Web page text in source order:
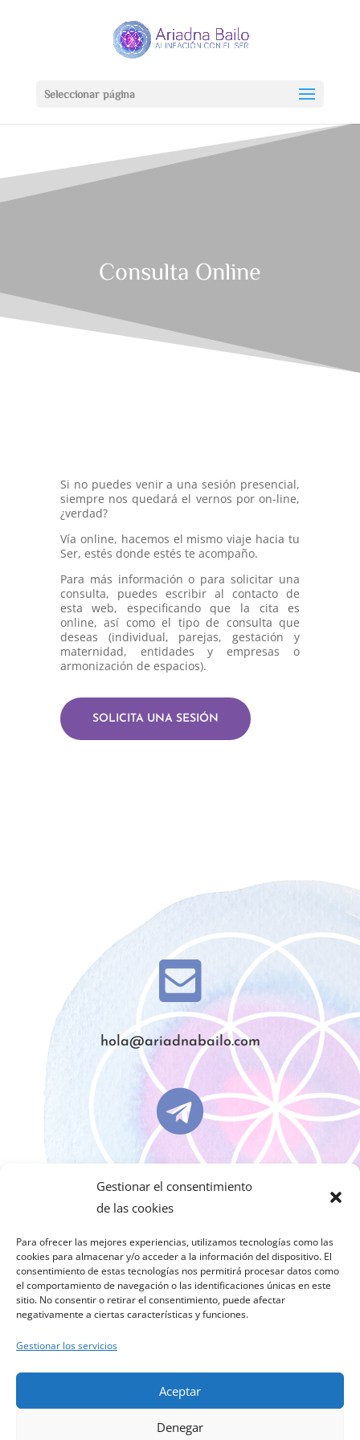
Gestionar el consentimiento
de las cookies
Para ofrecer las mejores experiencias, utilizamos tecnologías como las
cookies para almacenar y/o acceder a la información del dispositivo. El
consentimiento de estas tecnologías nos permitirá procesar datos como
el comportamiento de navegación o las identificaciones únicas en este
sitio. No consentir o retirar el consentimiento, puede afectar
negativamente a ciertas características y funciones.
Gestionar los servicios
Aceptar
Denegar
Seleccionar página
Consulta Online
Si no puedes venir a una sesión presencial,
siempre nos quedará el vernos por on-line,
¿verdad?
Vía online, hacemos el mismo viaje hacia tu
Ser, estés donde estés te acompaño.
Para más información o para solicitar una
consulta, puedes escribir al contacto de
esta web, especificando que la cita es
online, así como el tipo de consulta que
deseas (individual, parejas, gestación y
maternidad, entidades y empresas o
armonización de espacios).
SOLICITA UNA SESIÓN

hola@ariadnabailo.com


ariadnabailo
© Ariadna Bailo 2025, Website Design by Piero
Caterino METEORO DESIGN